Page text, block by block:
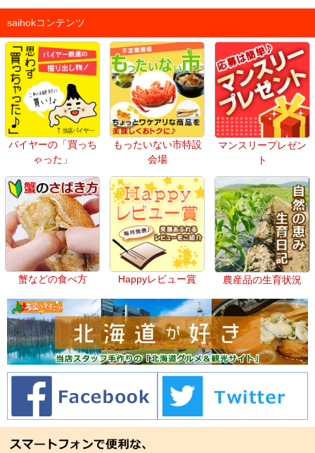
saihokコンテンツ
バイヤーの「買っち
ゃった」
もったいない市特設
会場
マンスリープレゼン
ト
蟹などの食べ方 Happyレビュー賞 農産品の生育状況